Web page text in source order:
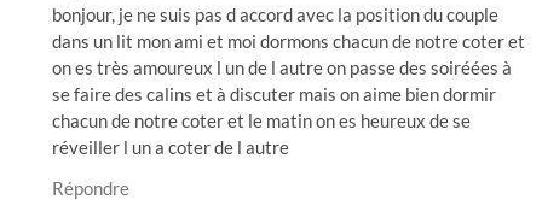
bonjour, je ne suis pas d accord avec la position du couple
dans un lit mon ami et moi dormons chacun de notre coter et
on es très amoureux l un de l autre on passe des soiréées à
se faire des calins et à discuter mais on aime bien dormir
chacun de notre coter et le matin on es heureux de se
réveiller l un a coter de l autre
Répondre